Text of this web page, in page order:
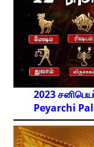
2023
Peyarchi